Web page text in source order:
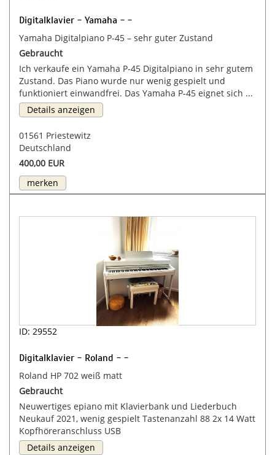
Digitalklavier - Yamaha - -
Yamaha Digitalpiano P-45 – sehr guter Zustand
Gebraucht
Ich verkaufe ein Yamaha P-45 Digitalpiano in sehr gutem
Zustand. Das Piano wurde nur wenig gespielt und
funktioniert einwandfrei. Das Yamaha P-45 eignet sich ...
Details anzeigen
01561 Priestewitz
Deutschland
400,00 EUR
merken
ID: 29552
Digitalklavier - Roland - -
Roland HP 702 weiß matt
Gebraucht
Neuwertiges epiano mit Klavierbank und Liederbuch
Neukauf 2021, wenig gespielt Tastenanzahl 88 2x 14 Watt
Kopfhöreranschluss USB
Details anzeigen